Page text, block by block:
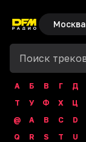
Москва
А Б В Г Д
Т
У Ф Х Ц
@
A B C D
Q
R S T U